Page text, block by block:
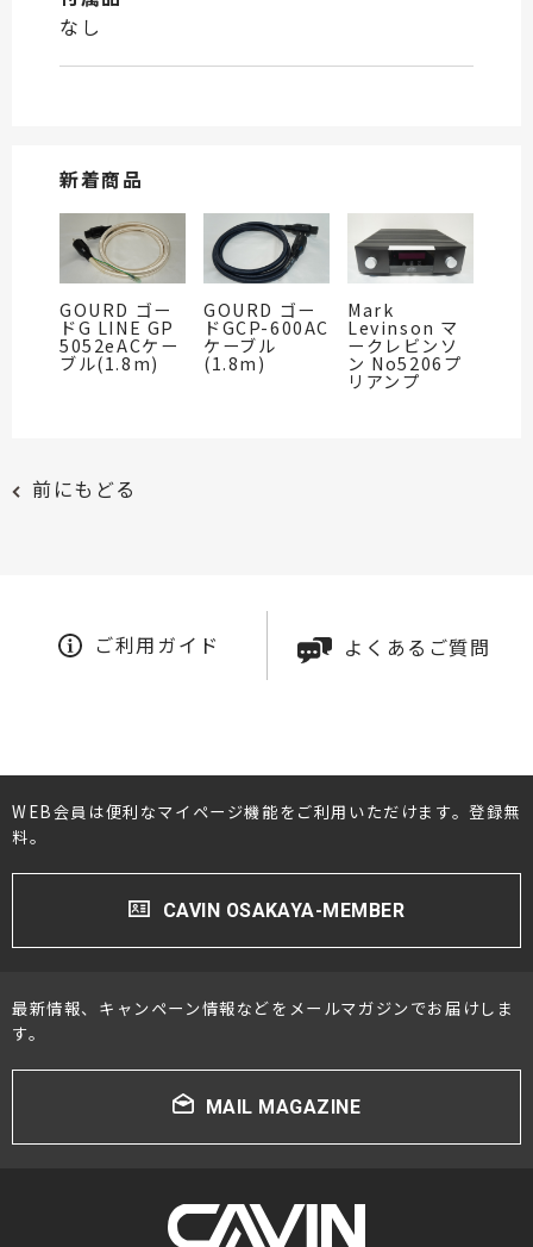
なし
新着商品
GOURD ゴー
ドG LINE GP
5052eACケー
ブル(1.8m)
GOURD ゴー
ドGCP-600AC
ケーブル
(1.8m)
Mark
Levinson マ
ークレビンソ
ン No5206プ
リアンプ
前にもどる
ご利用ガイド よくあるご質問
WEB会員は便利なマイページ機能をご利用いただけます。登録無
料。
CAVIN OSAKAYA-MEMBER
最新情報、キャンペーン情報などをメールマガジンでお届けしま
す。
MAIL MAGAZINE